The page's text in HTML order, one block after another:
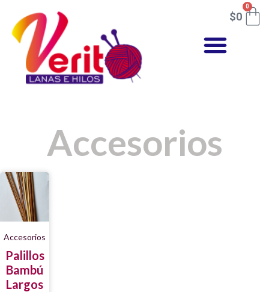
$0
0
Accesorios
Accesorios
Palillos
Bambú
Largos